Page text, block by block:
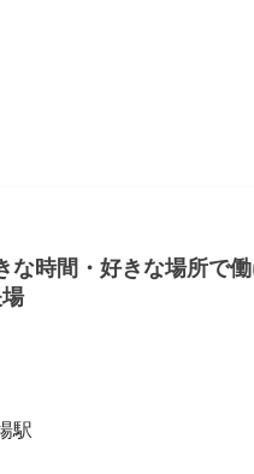
な時間・好きな場所で
駅